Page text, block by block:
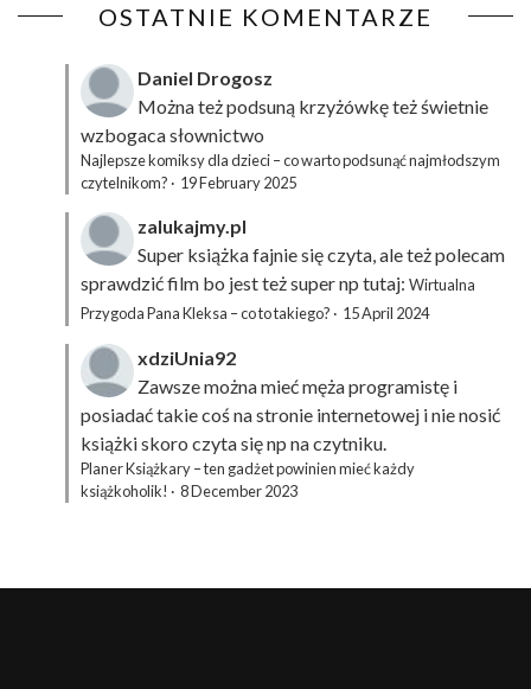
OSTATNIE KOMENTARZE
Daniel Drogosz
Można też podsuną krzyżówkęteż świetnie
wzbogaca słownictwo
Najlepsze komiksy dla dzieci – co warto podsunąć najmłodszym
czytelnikom? · 19 February 2025
zalukajmy.pl
Super książka fajnie się czyta, ale też polecam
sprawdzić film bo jest też super np tutaj: Wirtualna
Przygoda Pana Kleksa – co to takiego? · 15 April 2024
xdziUnia92
Zawsze można mieć męża programistę i
posiadać takie coś na stronie internetowej i nie nosić
książki skoro czyta się np na czytniku.
Planer Książkary – ten gadżet powinien mieć każdy
książkoholik! · 8 December 2023